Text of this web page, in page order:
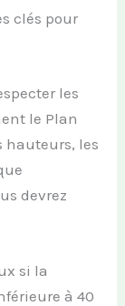
clés pour
les
le Plan
hauteurs, les
devrez
si la
à 40